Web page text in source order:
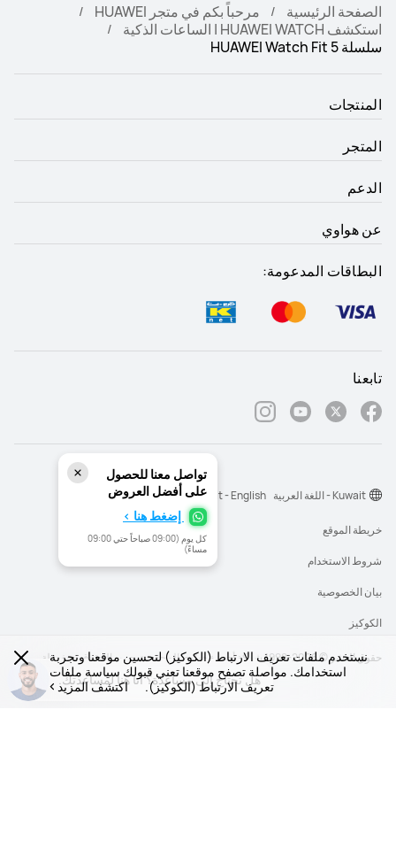
نستخدم ملفات تعريف الارتباط (الكوكيز) لتحسين موقعنا وتجربة
استخدامك. مواصلة تصفح موقعنا تعني قبولك سياسة ملفات
تعريف الارتباط (الكوكيز).
اكتشف المزيد
تواصل معنا للحصول
على أفضل العروض
إضغط هنا >
كل يوم (09:00 صباحاً حتي 09:00
مساءً)
الصفحة الرئيسية
مرحباً بكم في متجر HUAWEI
استكشف HUAWEI WATCH | الساعات الذكية
سلسلة HUAWEI Watch Fit 5
المنتجات
المتجر
الدعم
عن هواوي
البطاقات المدعومة:
تابعنا
حقوق النشر © 2026-1998 شركة أجهزة هواوي المحدودة. جميع الحقوق محفوظة.
خريطة الموقع
شروط الاستخدام
بيان الخصوصية
الكوكيز
Kuwait - اللغة العربية Kuwait - English
هل تحتاج إلى مساعدة؟ أنا هنا لمساعدتك.
هل تحتاج إلى مساعدة؟ أنا هنا لمساعدتك.